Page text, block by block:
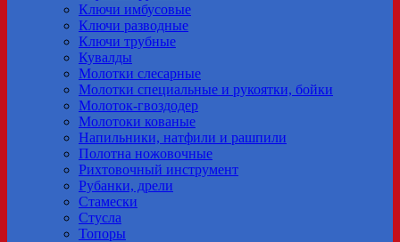
Ключи имбусовые
Ключи разводные
Ключи трубные
Кувалды
Молотки слесарные
Молотки специальные и рукоятки, бойки
Молоток-гвоздодер
Молотоки кованые
Напильники, натфили и рашпили
Полотна ножовочные
Рихтовочный инструмент
Рубанки, дрели
Стамески
Стусла
Топоры